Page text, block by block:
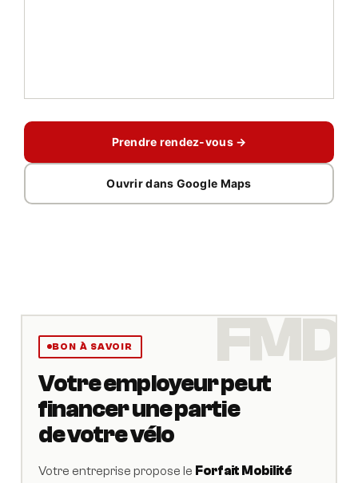
Prendre rendez-vous →
Ouvrir dans Google Maps
BON À SAVOIR
Votre employeur peut
financer une partie
de votre vélo
Votre entreprise propose le Forfait Mobilité